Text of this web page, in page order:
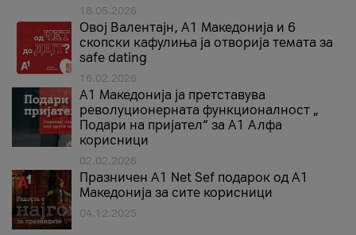
18.05.2026
Овој Валентајн, A1 Македонија и 6
скопски кафулиња ја отворија темата за
safe dating
16.02.2026
А1 Македонија ја претставува
револуционерната функционалност „
Подари на пријател“ за А1 Алфа
корисници
02.02.2026
Празничен A1 Net Sеf подарок од А1
Македонија за сите корисници
04.12.2025